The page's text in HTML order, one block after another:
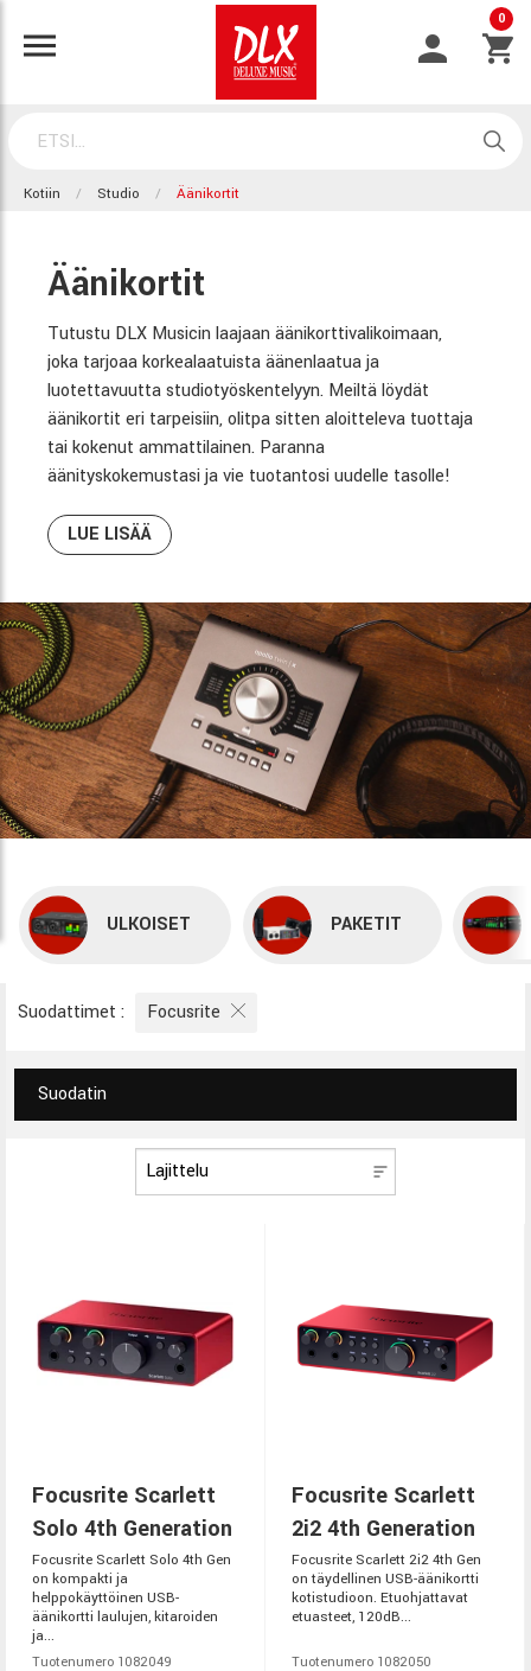
0
Kotiin Studio Äänikortit
Äänikortit
Tutustu DLX Musicin laajaan äänikorttivalikoimaan,
joka tarjoaa korkealaatuista äänenlaatua ja
luotettavuutta studiotyöskentelyyn. Meiltä löydät
äänikortit eri tarpeisiin, olitpa sitten aloitteleva tuottaja
tai kokenut ammattilainen. Paranna
äänityskokemustasi ja vie tuotantosi uudelle tasolle!
LUE LISÄÄ
ULKOISET PAKETIT
Suodattimet : Focusrite
Suodatin
Focusrite Scarlett
Solo 4th Generation
Focusrite Scarlett Solo 4th Gen
on kompakti ja
helppokäyttöinen USB-
äänikortti laulujen, kitaroiden
ja...
Tuotenumero 1082049
Focusrite Scarlett
2i2 4th Generation
Focusrite Scarlett 2i2 4th Gen
on täydellinen USB-äänikortti
kotistudioon. Etuohjattavat
etuasteet, 120dB...
Tuotenumero 1082050